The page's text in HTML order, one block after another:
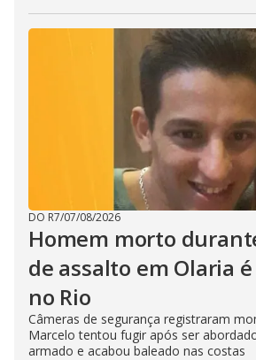
DO R7/07/08/2026
Homem morto
de assalto em Olaria
no Rio
Câmeras de segurança registraram
Marcelo tentou fugir após ser
armado e acabou baleado nas costas